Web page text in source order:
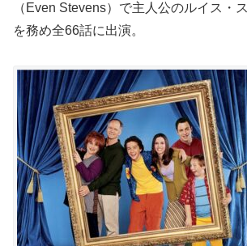
（Even Stevens）で主人公のルイス・
を務め全66話に出演。